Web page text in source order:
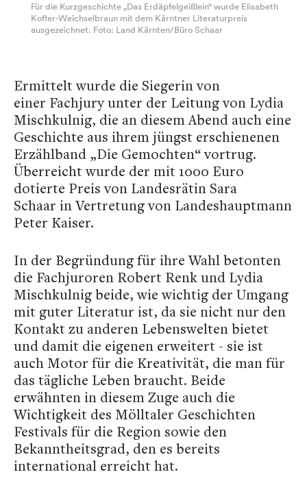
Für die Kurzgeschichte „Das Erdäpfelgeißlein“ wurde Elisabeth
Kofler-Weichselbraun mit dem Kärntner Literaturpreis
ausgezeichnet. Foto: Land Kärnten/Büro Schaar
Ermittelt wurde die Siegerin von
einer Fachjury unter der Leitung von Lydia
Mischkulnig, die an diesem Abend auch eine
Geschichte aus ihrem jüngst erschienenen
Erzählband „Die Gemochten“ vortrug.
Überreicht wurde der mit 1000 Euro
dotierte Preis von Landesrätin Sara
Schaar in Vertretung von Landeshauptmann
Peter Kaiser.
In der Begründung für ihre Wahl betonten
die Fachjuroren Robert Renk und Lydia
Mischkulnig beide, wie wichtig der Umgang
mit guter Literatur ist, da sie nicht nur den
Kontakt zu anderen Lebenswelten bietet
und damit die eigenen erweitert - sie ist
auch Motor für die Kreativität, die man für
das tägliche Leben braucht. Beide
erwähnten in diesem Zuge auch die
Wichtigkeit des Mölltaler Geschichten
Festivals für die Region sowie den
Bekanntheitsgrad, den es bereits
international erreicht hat.